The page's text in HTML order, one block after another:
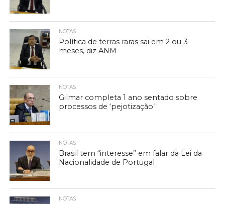
NOTAS
Política de terras raras sai em 2 ou 3
meses, diz ANM
NOTAS
Gilmar completa 1 ano sentado sobre
processos de ‘pejotização’
NOTAS
Brasil tem “interesse” em falar da Lei da
Nacionalidade de Portugal
NOTAS